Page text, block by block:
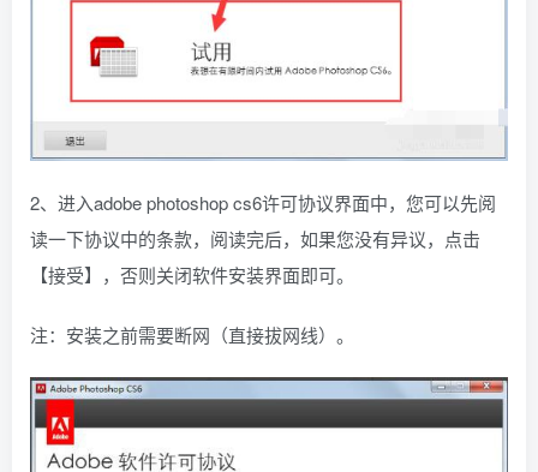
2、进入adobe photoshop cs6许可协议界面中，您可以先阅
读一下协议中的条款，阅读完后，如果您没有异议，点击
【接受】，否则关闭软件安装界面即可。
注：安装之前需要断网（直接拔网线）。